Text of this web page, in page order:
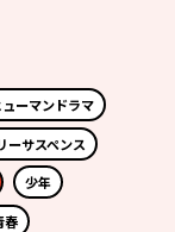
ューマンドラマ
ーサスペンス
少年
春